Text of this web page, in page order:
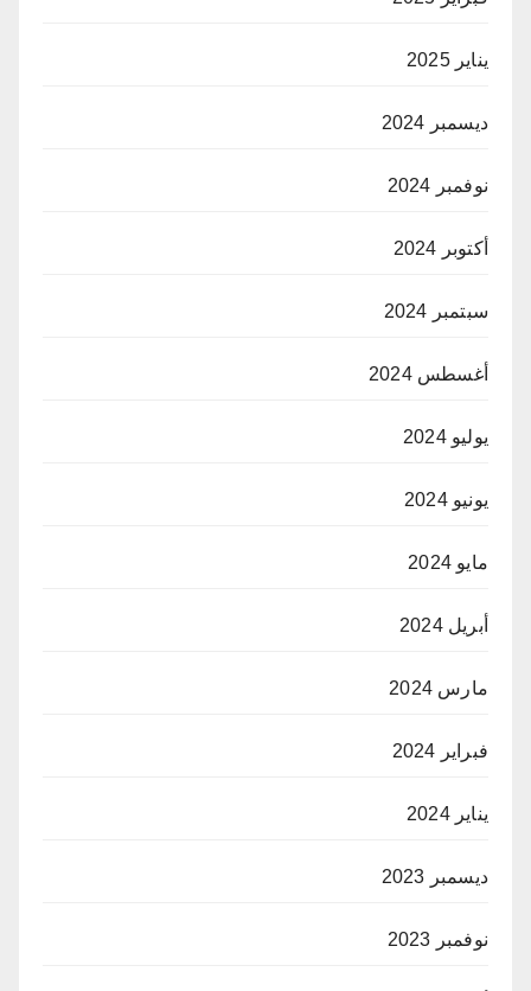
يناير 2025
ديسمبر 2024
نوفمبر 2024
أكتوبر 2024
سبتمبر 2024
أغسطس 2024
يوليو 2024
يونيو 2024
مايو 2024
أبريل 2024
مارس 2024
فبراير 2024
يناير 2024
ديسمبر 2023
نوفمبر 2023